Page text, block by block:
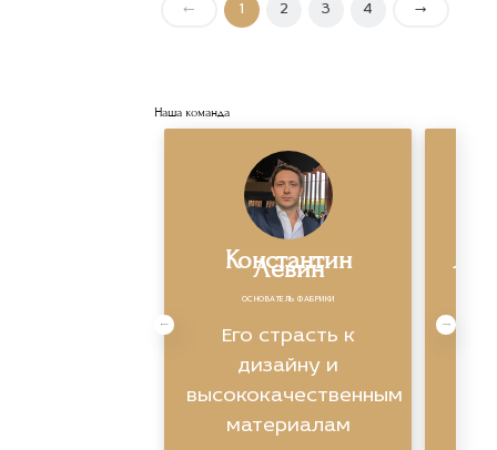
← 1 2 3 4 →
Наша команда
Константин
Левин
ОСНОВАТЕЛЬ ФАБРИКИ
Его страсть к
дизайну и
высококачественным
материалам